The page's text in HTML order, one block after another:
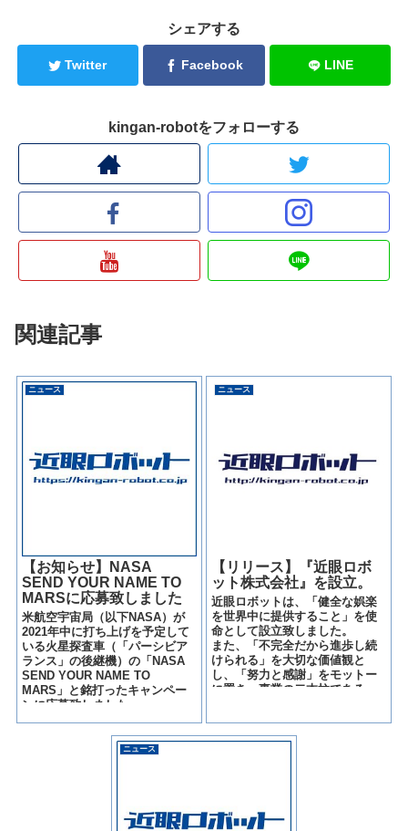
シェアする
Twitter Facebook LINE
kingan-robotをフォローする
関連記事
ニュース
【お知らせ】NASA
SEND YOUR NAME TO
MARSに応募致しました
米航空宇宙局（以下NASA）が
2021年中に打ち上げを予定して
いる火星探査車（「パーシビア
ランス」の後継機）の「NASA
SEND YOUR NAME TO
MARS」と銘打ったキャンペー
ンに応募致しました。
ニュース
【リリース】『近眼ロボ
ット株式会社』を設立。
近眼ロボットは、「健全な娯楽
を世界中に提供すること」を使
命として設立致しました。
また、「不完全だから進歩し続
けられる」を大切な価値観と
し、「努力と感謝」をモットー
に置き、事業の二本柱である
動に取り組むと共に、常にお客
ニュース